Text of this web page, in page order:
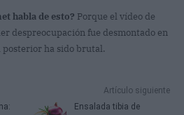
habla de esto? Porque el vídeo de
despreocupación fue desmontado en
ha sido brutal.
Artículo siguiente
Ensalada tibia de